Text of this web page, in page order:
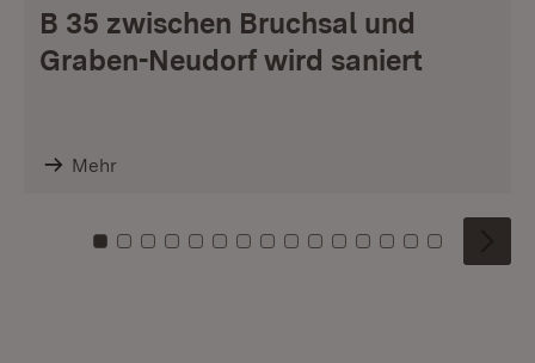
B 35 zwischen Bruchsal und
Graben-Neudorf wird saniert
Mehr
Zu Kachel: 0
Zu Kachel: 1
Zu Kachel: 2
Zu Kachel: 3
Zu Kachel: 4
Zu Kachel: 5
Zu Kachel: 6
Zu Kachel: 7
Zu Kachel: 8
Zu Kachel: 9
Zu Kachel: 10
Zu Kachel: 11
Zu Kachel: 12
Zu Kachel:
Zu